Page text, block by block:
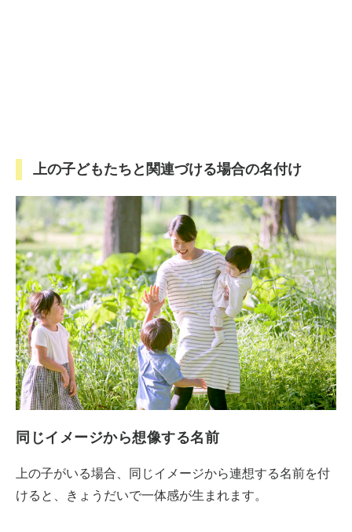
上の子どもたちと関連づける場合の名付け
同じイメージから想像する名前
上の子がいる場合、同じイメージから連想する名前を付
けると、きょうだいで一体感が生まれます。